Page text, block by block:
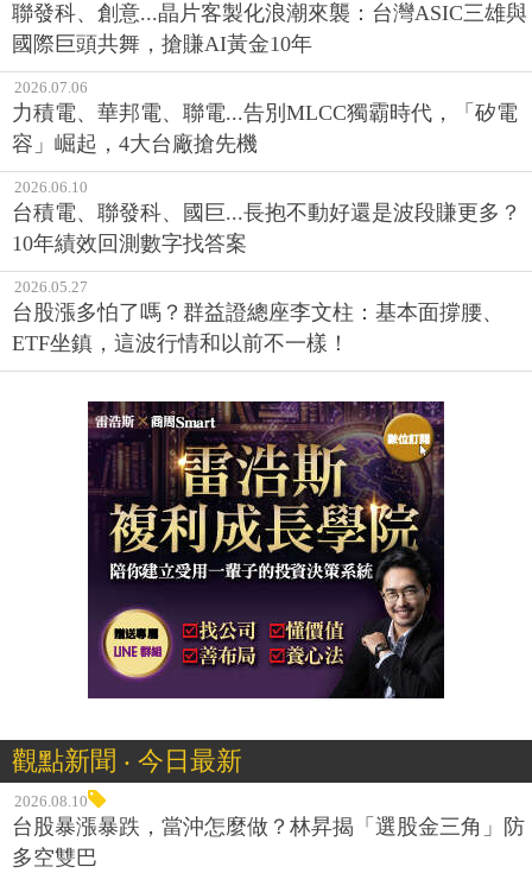
聯發科、創意...晶片客製化浪潮來襲：台灣ASIC三雄與
國際巨頭共舞，搶賺AI黃金10年
2026.07.06
力積電、華邦電、聯電...告別MLCC獨霸時代，「矽電
容」崛起，4大台廠搶先機
2026.06.10
台積電、聯發科、國巨...長抱不動好還是波段賺更多？
10年績效回測數字找答案
2026.05.27
台股漲多怕了嗎？群益證總座李文柱：基本面撐腰、
ETF坐鎮，這波行情和以前不一樣！
觀點新聞 ‧ 今日最新
2026.08.10
台股暴漲暴跌，當沖怎麼做？林昇揭「選股金三角」防
多空雙巴